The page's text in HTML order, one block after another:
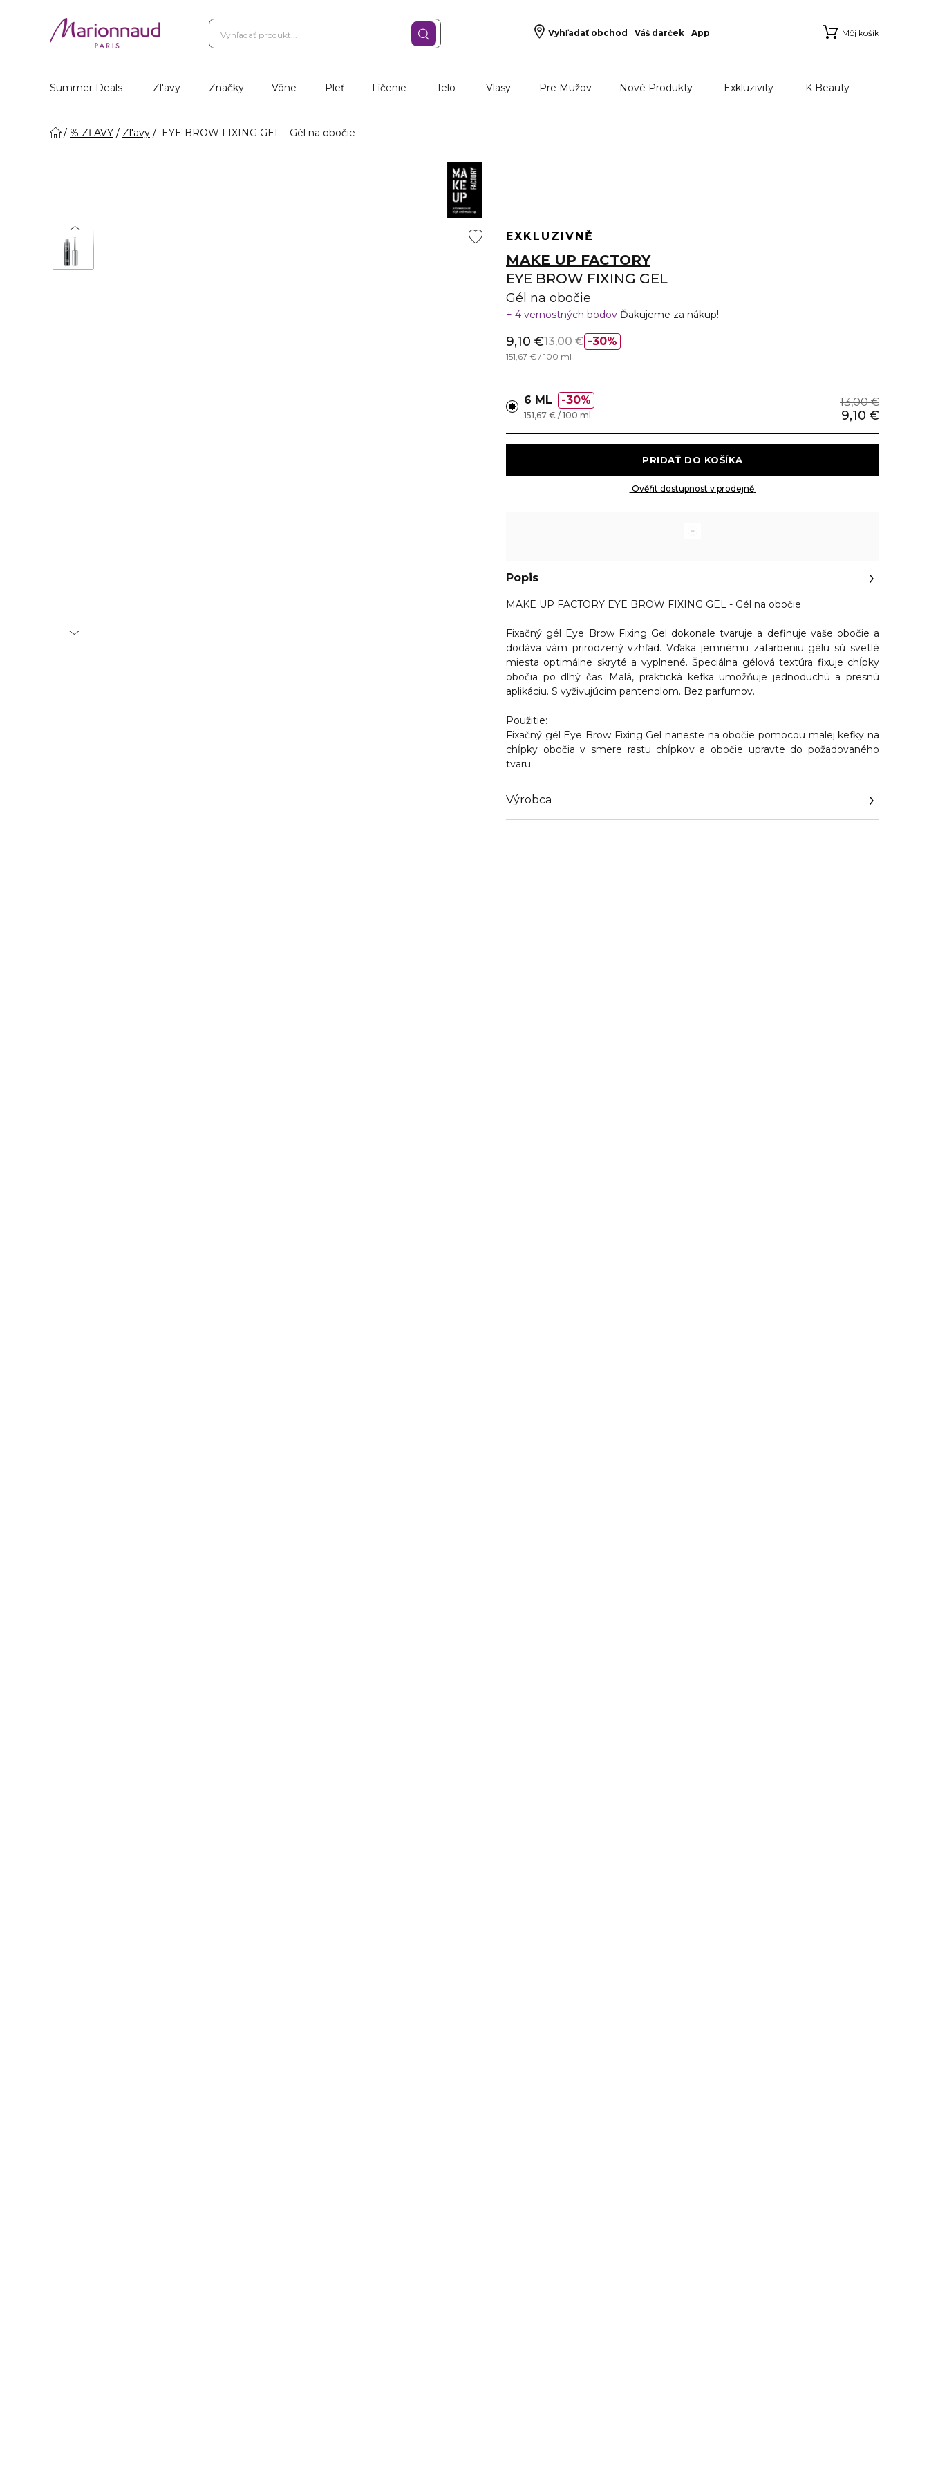
Vyhľadať obchod Váš darček App Môj košík
Summer Deals Zl'avy Značky Vône Pleť Líčenie Telo Vlasy Pre Mužov Nové Produkty Exkluzivity K Beauty
% ZĽAVY Zl'avy EYE BROW FIXING GEL - Gél na obočie
EXKLUZIVNĚ
MAKE UP FACTORY
EYE BROW FIXING GEL
Gél na obočie
4 vernostných bodov Ďakujeme za nákup!
30%
9,10 €13,00 €
151,67 € / 100 ml
6 ML 30% 13,00 €
9,10 €
151,67 € / 100 ml
Ověřit dostupnost v prodejně
Popis
MAKE UP FACTORY EYE BROW FIXING GEL - Gél na obočie
Fixačný gél Eye Brow Fixing Gel dokonale tvaruje a definuje vaše obočie a
dodáva vám prirodzený vzhľad. Vďaka jemnému zafarbeniu gélu sú svetlé
miesta optimálne skryté a vyplnené. Špeciálna gélová textúra fixuje chĺpky
obočia po dlhý čas. Malá, praktická kefka umožňuje jednoduchú a presnú
aplikáciu. S vyživujúcim pantenolom. Bez parfumov.
Použitie:
Fixačný gél Eye Brow Fixing Gel naneste na obočie pomocou malej kefky na
chĺpky obočia v smere rastu chĺpkov a obočie upravte do požadovaného
tvaru.
Výrobca